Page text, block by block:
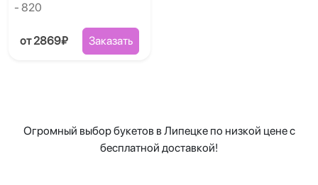
- 820
от 2869₽ Заказать
Огромный выбор букетов в Липецке по низкой цене с
бесплатной доставкой!